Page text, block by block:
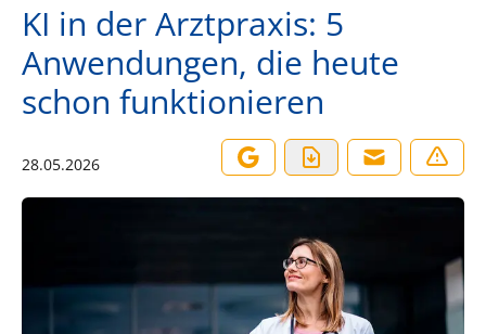
KI in der Arztpraxis: 5
Anwendungen, die heute
schon funktionieren
28.05.2026